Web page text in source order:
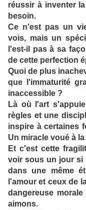
réussir à inventer
besoin.
Ce n'est pas un
vois, mais un
l'est-il pas à sa
de cette perfection
Quoi de plus
que l'immaturité
inaccessible ?
Là où l'art
règles et une
inspire à certaines
Un miracle voué à
Et c'est cette
voir sous un jour si
dans une même
l'amour et ceux de
dangereuse
aimons.